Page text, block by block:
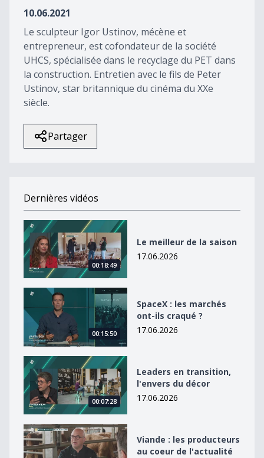
seconds
10.06.2021
Le sculpteur Igor Ustinov, mécène et
entrepreneur, est cofondateur de la société
UHCS, spécialisée dans le recyclage du PET dans
la construction. Entretien avec le fils de Peter
Ustinov, star britannique du cinéma du XXe
siècle.
Partager
Dernières vidéos
Le meilleur de la saison
00:18:49
Le meilleur de la saison
17.06.2026
SpaceX : les marchés ont-ils craqué ?
00:15:50
SpaceX : les marchés
ont-ils craqué ?
17.06.2026
Leaders en transition, l&#039;envers du décor
00:07:28
Leaders en transition,
l'envers du décor
17.06.2026
Viande : les producteurs au coeur de l&#039;actualité
Viande : les producteurs
au coeur de l'actualité